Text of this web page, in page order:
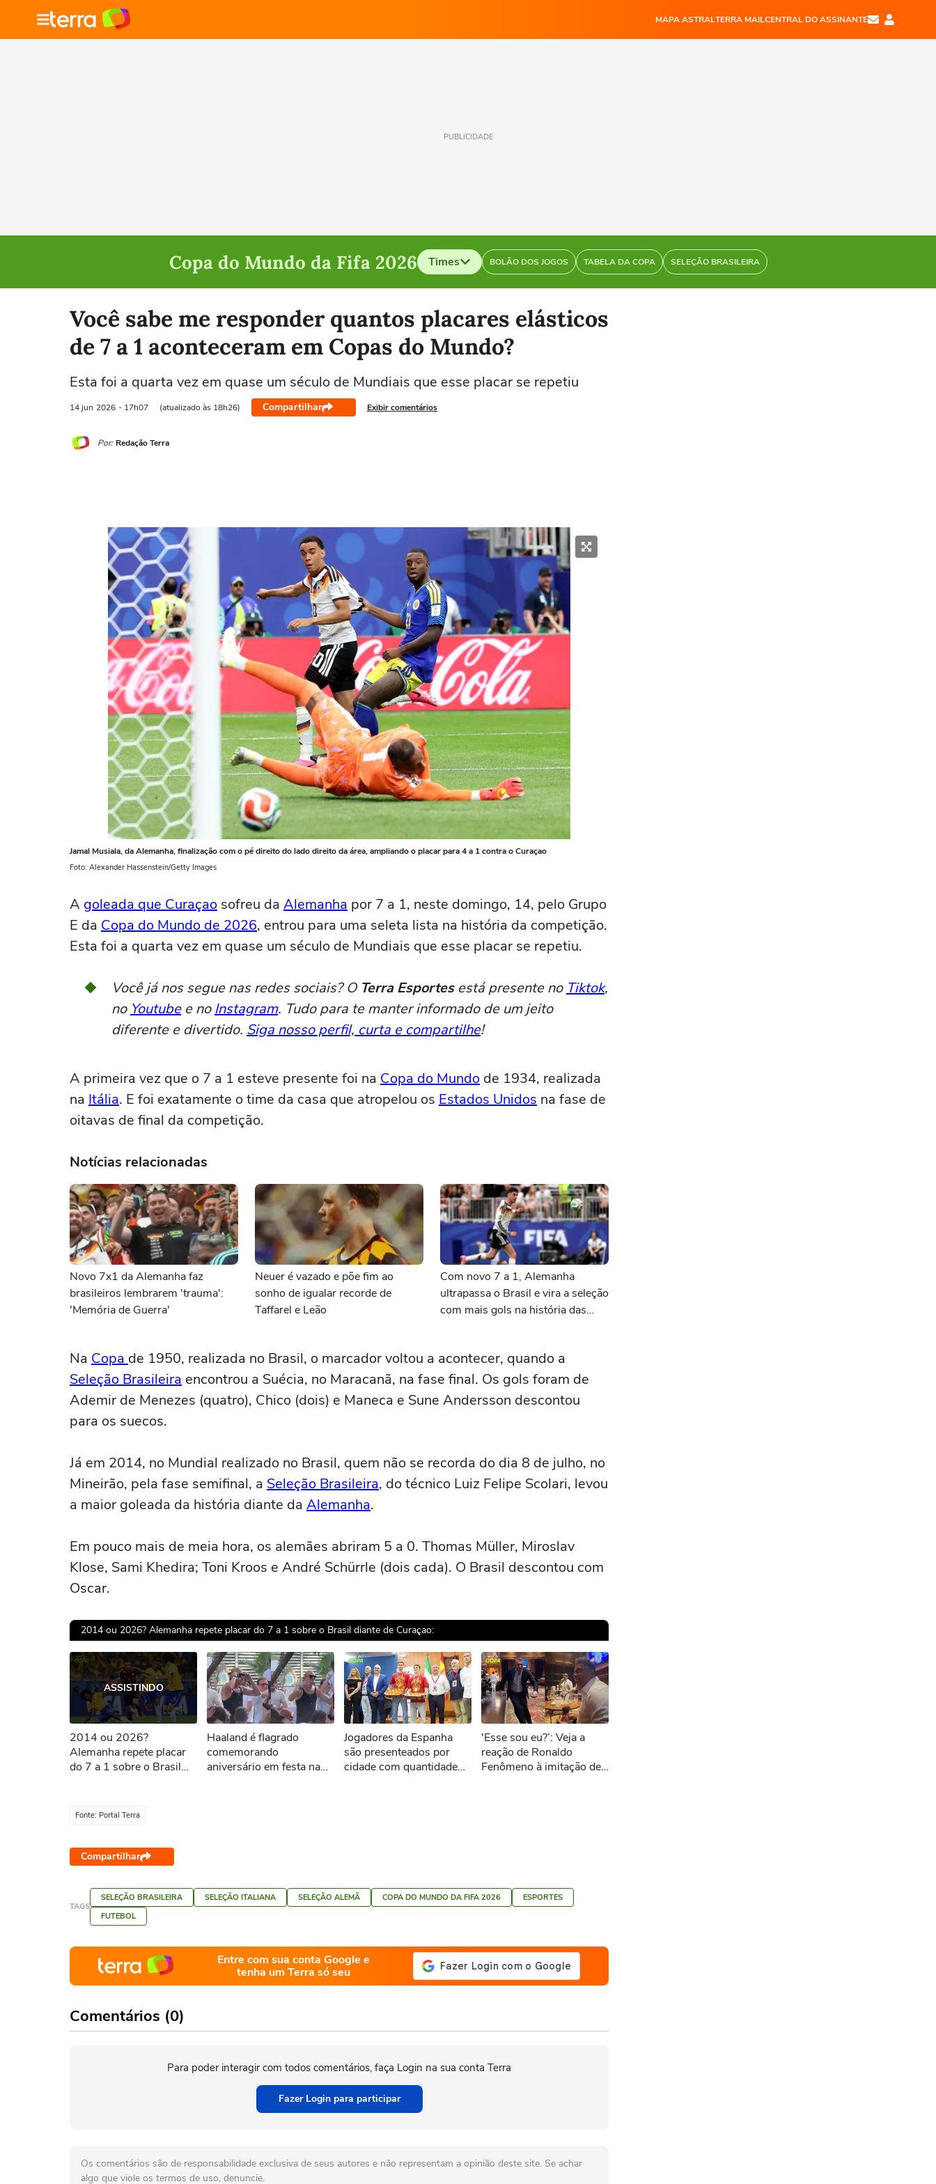
MAPA ASTRALTERRA MAILCENTRAL DO ASSINANTE
PUBLICIDADE
Copa do Mundo da Fifa 2026 Times BOLÃO DOS JOGOS TABELA DA COPA SELEÇÃO BRASILEIRA
Selecione o time para ver as notícias
Você sabe me responder quantos placares elásticos
de 7 a 1 aconteceram em Copas do Mundo?
Esta foi a quarta vez em quase um século de Mundiais que esse placar se repetiu
14 jun 2026 - 17h07 (atualizado às 18h26) Compartilhar Exibir comentários
Por: Redação Terra
Jamal Musiala, da Alemanha, finalização com o pé direito do lado direito da área, ampliando o placar para 4 a 1 contra o Curaçao
Foto: Alexander Hassenstein/Getty Images
A goleada que Curaçao sofreu da Alemanha por 7 a 1, neste domingo, 14, pelo Grupo
E da Copa do Mundo de 2026, entrou para uma seleta lista na história da competição.
Esta foi a quarta vez em quase um século de Mundiais que esse placar se repetiu.
Você já nos segue nas redes sociais? O Terra Esportesestá presente no Tiktok,
no Youtubee noInstagram. Tudo para te manter informado de um jeito
diferente e divertido. Siga nosso perfil, curta e compartilhe!
A primeira vez que o 7 a 1 esteve presente foi na Copa do Mundo de 1934, realizada
na Itália. E foi exatamente o time da casa que atropelou os Estados Unidos na fase de
oitavas de final da competição.
Notícias relacionadas
Novo 7x1 da Alemanha faz
brasileiros lembrarem 'trauma':
'Memória de Guerra'
Neuer é vazado e põe fim ao
sonho de igualar recorde de
Taffarel e Leão
Com novo 7 a 1, Alemanha
ultrapassa o Brasil e vira a seleção
com mais gols na história das
Na Copa de 1950, realizada no Brasil, o marcador voltou a acontecer, quando a
Seleção Brasileira encontrou a Suécia, no Maracanã, na fase final. Os gols foram de
Ademir de Menezes (quatro), Chico (dois) e Maneca e Sune Andersson descontou
para os suecos.
Já em 2014, no Mundial realizado no Brasil, quem não se recorda do dia 8 de julho, no
Mineirão, pela fase semifinal, a Seleção Brasileira, do técnico Luiz Felipe Scolari, levou
a maior goleada da história diante da Alemanha.
Em pouco mais de meia hora, os alemães abriram 5 a 0. Thomas Müller, Miroslav
Klose, Sami Khedira; Toni Kroos e André Schürrle (dois cada). O Brasil descontou com
Oscar.
2014 ou 2026? Alemanha repete placar do 7 a 1 sobre o Brasil diante de Curaçao:
Ops!
Não foi possível reproduzir o vídeo
Tentar novamente
ASSISTINDO
2014 ou 2026?
Alemanha repete placar
do 7 a 1 sobre o Brasil
Haaland é flagrado
comemorando
aniversário em festa na
Jogadores da Espanha
são presenteados por
cidade com quantidade
'Esse sou eu?’: Veja a
reação de Ronaldo
Fenômeno à imitação de
Fonte: Portal Terra
Compartilhar
TAGS
SELEÇÃO BRASILEIRA SELEÇÃO ITALIANA SELEÇÃO ALEMÃ COPA DO MUNDO DA FIFA 2026
ESPORTES
FUTEBOL
Entre com sua conta Google e
tenha um Terra só seu
Comentários (0)
Para poder interagir com todos comentários, faça Login na sua conta Terra
Fazer Login para participar
Os comentários são de responsabilidade exclusiva de seus autores e não representam a opinião deste site. Se achar
algo que viole os termos de uso, denuncie.